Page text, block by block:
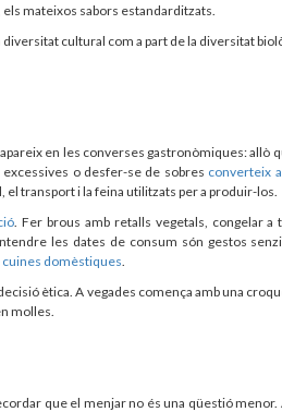
mateixos sabors estandarditzats.
cultural com a part de la diversitat
en les converses gastronòmiques: allò
o desfer-se de sobres converteix
transport i la feina utilitzats per a produir-los.
. Fer brous amb retalls vegetals, congelar
les dates de consum són gestos
domèstiques
ètica. A vegades comença amb una
molles.
que el menjar no és una qüestió